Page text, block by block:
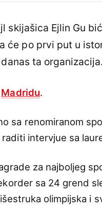
skijašica Ejlin Gu
će po prvi put u
ta organizacija.
Madridu.
sa renomiranom
intervjue sa
za najboljeg
sa 24 grend
olimpijska i